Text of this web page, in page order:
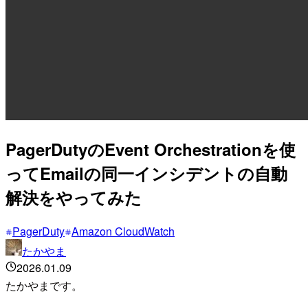
PagerDutyのEvent Orchestrationを使
ってEmailの同一インシデントの自動
解決をやってみた
PagerDuty Amazon CloudWatch
たかやま
2026.01.09
たかやまです。